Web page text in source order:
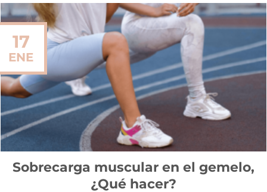
Sobrecarga muscular en el gemelo,
¿Qué hacer?
17
ENE